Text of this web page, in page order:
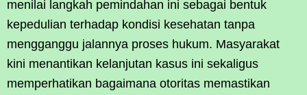
menilai langkah pemindahan ini sebagai bentuk
kepedulian terhadap kondisi kesehatan tanpa
mengganggu jalannya proses hukum. Masyarakat
kini menantikan kelanjutan kasus ini sekaligus
memperhatikan bagaimana otoritas memastikan